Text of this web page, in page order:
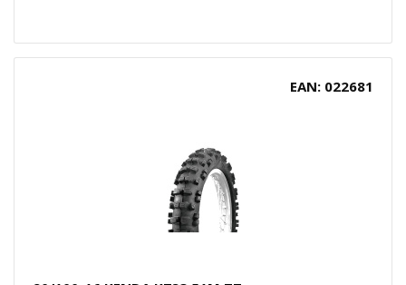
EAN: 022681